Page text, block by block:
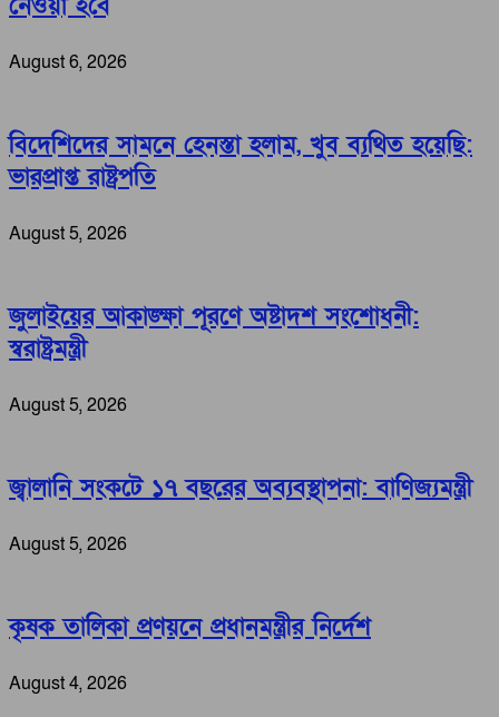
August 6, 2026
বিদেশিদের সামনে হেনস্তা হলাম, খুব ব্যথিত হয়েছি:
ভারপ্রাপ্ত রাষ্ট্রপতি
August 5, 2026
জুলাইয়ের আকাঙ্ক্ষা পূরণে অষ্টাদশ সংশোধনী:
স্বরাষ্ট্রমন্ত্রী
August 5, 2026
জ্বালানি সংকটে ১৭ বছরের অব্যবস্থাপনা: বাণিজ্যমন্ত্রী
August 5, 2026
কৃষক তালিকা প্রণয়নে প্রধানমন্ত্রীর নির্দেশ
August 4, 2026